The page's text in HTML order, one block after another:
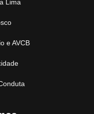
Lima
e AVCB